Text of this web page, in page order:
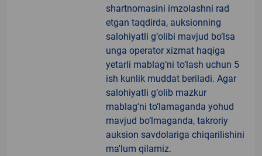
shartnomasini imzolashni rad
etgan taqdirda, auksionning
salohiyatli g‘olibi mavjud bo‘lsa
unga operator xizmat haqiga
yetarli mablag‘ni to‘lash uchun 5
ish kunlik muddat beriladi. Agar
salohiyatli g‘olib mazkur
mablag‘ni to‘lamaganda yohud
mavjud bo‘lmaganda, takroriy
auksion savdolariga chiqarilishini
ma'lum qilamiz.